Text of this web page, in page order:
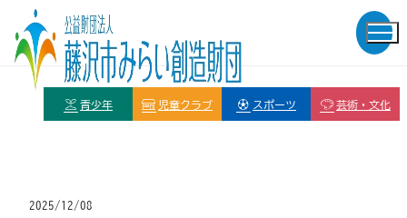
青少年 児童クラブ スポーツ 芸術・文化
2025/12/08